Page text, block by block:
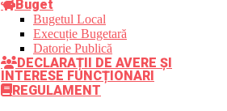
Buget
Bugetul Local
Execuție Bugetară
Datorie Publică
DECLARAȚII DE AVERE ȘI
INTERESE FUNCȚIONARI
REGULAMENT